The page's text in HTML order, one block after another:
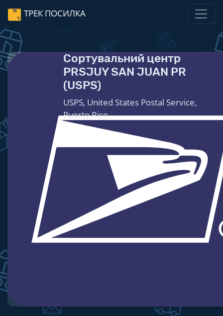
ТРЕК ПОСИЛКА
Сортувальний центр
PRSJUY SAN JUAN PR
(USPS)
USPS, United States Postal Service,
Puerto Rico.